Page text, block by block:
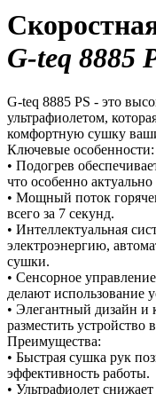
G-teq 8885
G-teq 8885 PS - это
ультрафиолетом,
комфортную сушку
Ключевые особенности:
• Подогрев
что особенно
• Мощный поток
всего за 7 секунд.
• Интеллектуальная
электроэнергию,
сушки.
• Сенсорное
делают использование
• Элегантный дизайн и
разместить устройство
Преимущества:
• Быстрая сушка рук
эффективность работы.
• Ультрафиолет